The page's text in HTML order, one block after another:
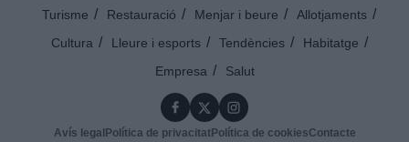
Turisme Restauració Menjar i beure
Allotjaments
Cultura
Lleure i esports Tendències
Habitatge
Empresa
Salut
Avís legal Política de privacitatPolítica de cookiesContacte